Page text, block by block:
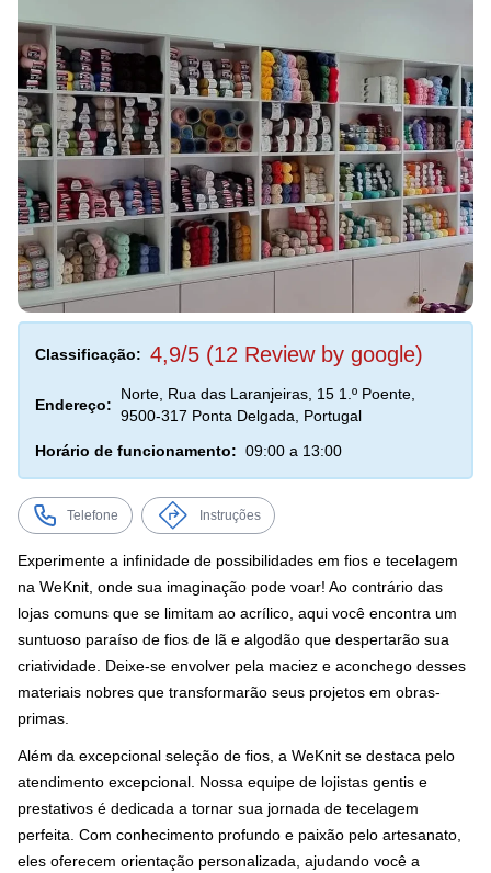
Classificação: 4,9/5 (12 Review by google)
Endereço:
Norte, Rua das Laranjeiras, 15 1.º Poente,
9500-317 Ponta Delgada, Portugal
Horário de funcionamento: 09:00 a 13:00
Telefone Instruções
Experimente a infinidade de possibilidades em fios e tecelagem
na WeKnit, onde sua imaginação pode voar! Ao contrário das
lojas comuns que se limitam ao acrílico, aqui você encontra um
suntuoso paraíso de fios de lã e algodão que despertarão sua
criatividade. Deixe-se envolver pela maciez e aconchego desses
materiais nobres que transformarão seus projetos em obras-
primas.
Além da excepcional seleção de fios, a WeKnit se destaca pelo
atendimento excepcional. Nossa equipe de lojistas gentis e
prestativos é dedicada a tornar sua jornada de tecelagem
perfeita. Com conhecimento profundo e paixão pelo artesanato,
eles oferecem orientação personalizada, ajudando você a